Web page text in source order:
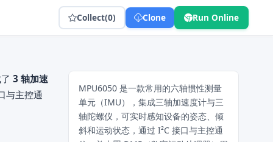
Collect(0) Clone Run Online
3 轴加速
与主控通
MPU6050 是一款常用的六轴惯性测量
单元（IMU），集成三轴加速度计与三
轴陀螺仪，可实时感知设备的姿态、倾
斜和运动状态，通过 I²C 接口与主控通